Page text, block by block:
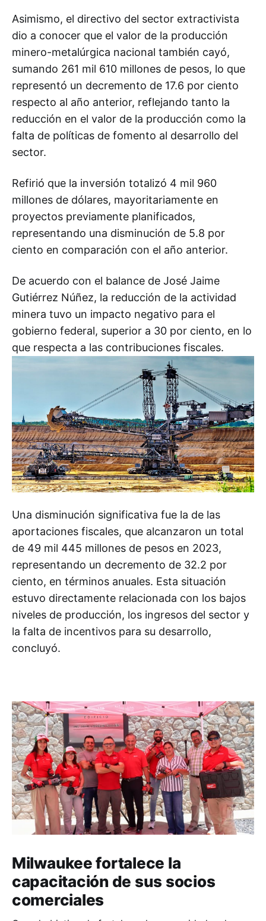
Asimismo, el directivo del sector extractivista
dio a conocer que el valor de la producción
minero-metalúrgica nacional también cayó,
sumando 261 mil 610 millones de pesos, lo que
representó un decremento de 17.6 por ciento
respecto al año anterior, reflejando tanto la
reducción en el valor de la producción como la
falta de políticas de fomento al desarrollo del
sector.
Refirió que la inversión totalizó 4 mil 960
millones de dólares, mayoritariamente en
proyectos previamente planificados,
representando una disminución de 5.8 por
ciento en comparación con el año anterior.
De acuerdo con el balance de José Jaime
Gutiérrez Núñez, la reducción de la actividad
minera tuvo un impacto negativo para el
gobierno federal, superior a 30 por ciento, en lo
que respecta a las contribuciones fiscales.
Una disminución significativa fue la de las
aportaciones fiscales, que alcanzaron un total
de 49 mil 445 millones de pesos en 2023,
representando un decremento de 32.2 por
ciento, en términos ­anuales. Esta situación
estuvo directamente relacionada con los bajos
niveles de producción, los ­ingresos del sector y
la falta de incentivos para su desarrollo,
concluyó.
Milwaukee fortalece la
capacitación de sus socios
comerciales